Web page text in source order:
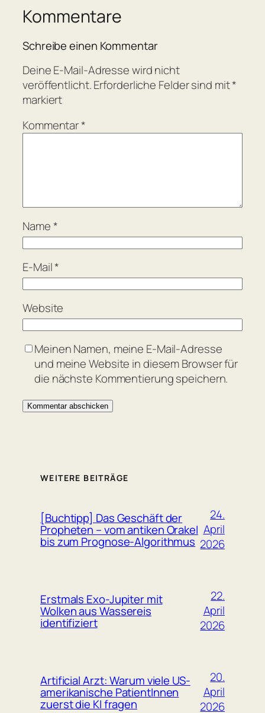
Kommentare
Schreibe einen Kommentar
Deine E-Mail-Adresse wird nicht
veröffentlicht.Erforderliche Felder sind mit*
markiert
Kommentar*
Name*
E-Mail*
Website
Meinen Namen, meine E-Mail-Adresse
und meine Website in diesem Browser für
die nächste Kommentierung speichern.
WEITERE BEITRÄGE
[Buchtipp] Das Geschäft der
Propheten – vom antiken Orakel
bis zum Prognose-Algorithmus
24.
April
2026
Erstmals Exo-Jupiter mit
Wolken aus Wassereis
identifiziert
22.
April
2026
Artificial Arzt: Warum viele US-
amerikanische PatientInnen
zuerst die KI fragen
20.
April
2026